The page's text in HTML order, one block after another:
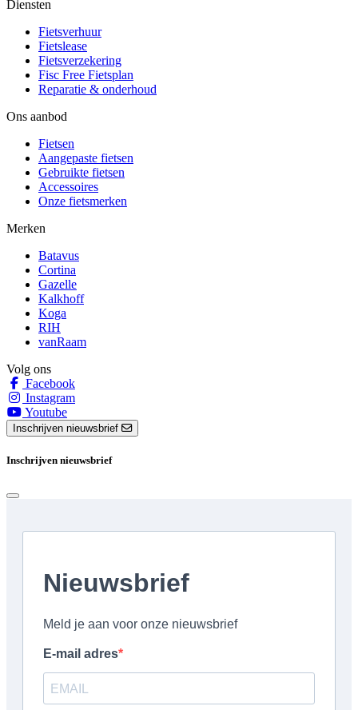
Diensten
Fietsverhuur
Fietslease
Fietsverzekering
Fisc Free Fietsplan
Reparatie & onderhoud
Ons aanbod
Fietsen
Aangepaste fietsen
Gebruikte fietsen
Accessoires
Onze fietsmerken
Merken
Batavus
Cortina
Gazelle
Kalkhoff
Koga
RIH
vanRaam
Volg ons
Facebook
Instagram
Youtube
Inschrijven nieuwsbrief
Inschrijven nieuwsbrief